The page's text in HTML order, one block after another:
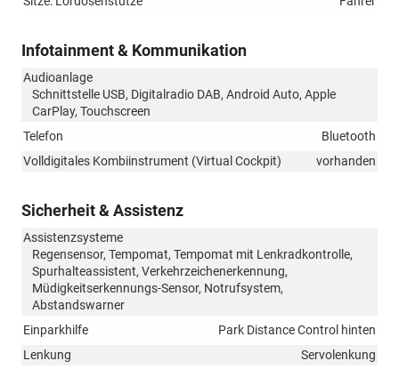
Infotainment & Kommunikation
Audioanlage
Schnittstelle USB, Digitalradio DAB, Android Auto, Apple
CarPlay, Touchscreen
Telefon
Bluetooth
Volldigitales Kombiinstrument (Virtual Cockpit)
vorhanden
Sicherheit & Assistenz
Assistenzsysteme
Regensensor, Tempomat, Tempomat mit Lenkradkontrolle,
Spurhalteassistent, Verkehrzeichenerkennung,
Müdigkeitserkennungs-Sensor, Notrufsystem,
Abstandswarner
Einparkhilfe
Park Distance Control hinten
Lenkung
Servolenkung